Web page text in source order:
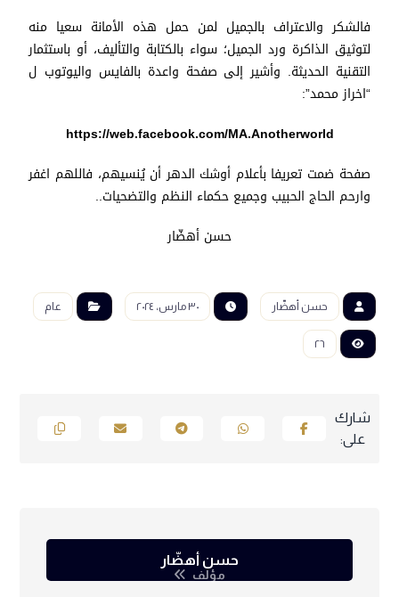
فالشكر والاعتراف بالجميل لمن حمل هذه الأمانة سعيا منه
لتوثيق الذاكرة ورد الجميل؛ سواء بالكتابة والتأليف، أو باستثمار
التقنية الحديثة. وأشير إلى صفحة واعدة بالفايس واليوتوب ل
“اخراز محمد”:
https://web.facebook.com/MA.Anotherworld
صفحة ضمت تعريفا بأعلام أوشك الدهر أن يُنسيهم، فاللهم اغفر
وارحم الحاج الحبيب وجميع حكماء النظم والتضحيات..
حسن أهضّار
حسن أهضّار ٣٠ مارس، ٢٠٢٤ عام
٢٦
حسن أهضّار
مؤلف